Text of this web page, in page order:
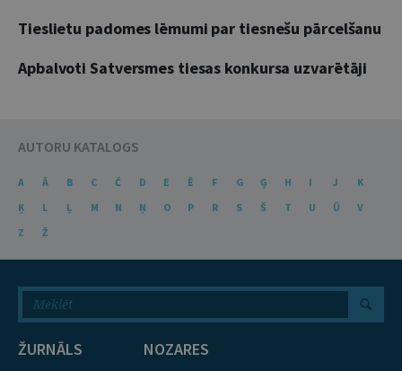
Tieslietu padomes lēmumi par tiesnešu pārcelšanu
Apbalvoti Satversmes tiesas konkursa uzvarētāji
AUTORU KATALOGS
A Ā B C Č D E Ē F G Ģ H I J
K
Ķ
L Ļ M N Ņ O P R S Š T U Ū
V
Z
Ž
ŽURNĀLS
NOZARES